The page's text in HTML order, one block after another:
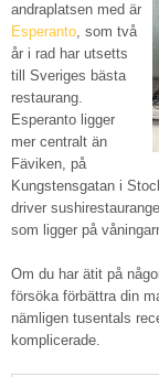
andraplatsen med är
Esperanto, som två
år i rad har utsetts
till Sveriges bästa
restaurang.
Esperanto ligger
mer centralt än
Fäviken, på
Kungstensgatan i
driver
som ligger på
Om du har ätit på
försöka förbättra din
nämligen tusentals
komplicerade.